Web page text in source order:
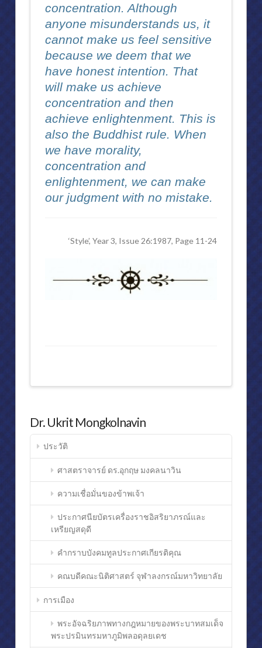
ศาสนา
พระบาทสมเด็จพระเจ้าอยู่หัวฯ เสด็จวัดถ้ำสิงโตทอง
ศาสนสถาน (๑)
พิพิธภัณฑ์
พิพิธภัณฑ์สักทอง
ความเป็นมาของพิพิธภัณฑ์สักทอง
การจัดแสดงภายในพิพิธภัณฑ์สักทอง
การจัดแสดงภายในพิพิธภัณฑ์สักทอง (๒)
พิพิธภัณฑ์มงคลนาวิน
งานอดิเรก
งานประพันธ์เพลง
ตำรากฎหมายและหนังสือ
พระมหาคัมภีร์อัลกุรอาน
ไลฟ์สไตล์
ปรัชญานักบริหาร
concentration. Although
anyone misunderstands us, it
cannot make us feel sensitive
because we deem that we
have honest intention. That
will make us achieve
concentration and then
achieve enlightenment. This is
also the Buddhist rule. When
we have morality,
concentration and
enlightenment, we can make
our judgment with no mistake.
‘Style’, Year 3, Issue 26:1987, Page 11-24
Dr. Ukrit Mongkolnavin
ประวัติ
ศาสตราจารย์ ดร.อุกฤษ มงคลนาวิน
ความเชื่อมั่นของข้าพเจ้า
ประกาศนียบัตรเครื่องราชอิสริยาภรณ์และ
เหรียญสดุดี
คำกราบบังคมทูลประกาศเกียรติคุณ
คณบดีคณะนิติศาสตร์ จุฬาลงกรณ์มหาวิทยาลัย
การเมือง
พระอัจฉริยภาพทางกฎหมายของพระบาทสมเด็จ
พระปรมินทรมหาภูมิพลอดุลยเดช